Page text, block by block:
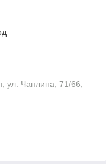
ул. Чаплина, 71/66,